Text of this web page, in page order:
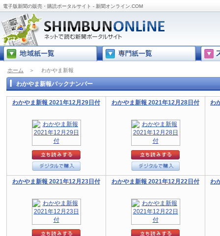
電子版新聞の販売・購読ポータルサイト - 新聞オンライン.COM
ホーム ＞ わかやま新報
わかやま新報バックナンバー
わかやま新報 2021年12月29日付 わかやま新報 2021年12月28日付 わ
わかやま新報 2021年12月23日付 わかやま新報 2021年12月22日付 わ